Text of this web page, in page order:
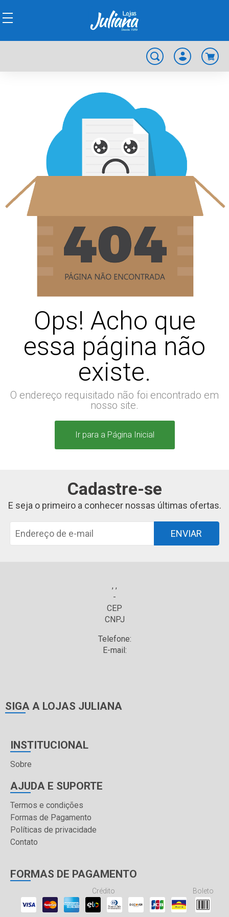
Ops! Acho que
essa página não
existe.
O endereço requisitado não foi encontrado em
nosso site.
Ir para a Página Inicial
Cadastre-se
E seja o primeiro a conhecer nossas últimas ofertas.
ENVIAR
, ,
-
CEP
CNPJ
Telefone:
E-mail:
SIGA A LOJAS JULIANA
INSTITUCIONAL
Sobre
AJUDA E SUPORTE
Termos e condições
Formas de Pagamento
Políticas de privacidade
Contato
FORMAS DE PAGAMENTO
Crédito Boleto